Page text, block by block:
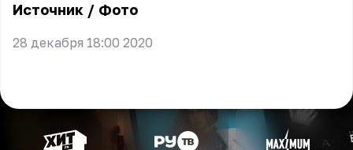
Источник / Фото
28 декабря 18:00 2020